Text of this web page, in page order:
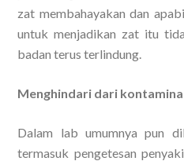
zat membahayakan dan
untuk menjadikan zat itu
badan terus terlindung.
Menghindari dari
Dalam lab umumnya pun
termasuk pengetesan